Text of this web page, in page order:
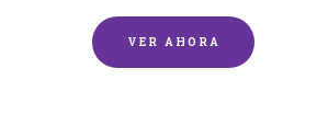
VER AHORA